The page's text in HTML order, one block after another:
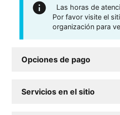
Las horas de
Por favor visite el
organización para
Opciones de pago
Servicios en el sitio